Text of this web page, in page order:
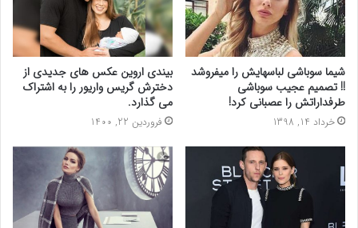
شیما سوباشی لباسهایش را میفروشد
!! تصمیم عجیب سوباشی
طرفداراتش را عصبانی کرد!
خرداد 14, 1398
بیندی اروین عکس های جدیدی از
دخترش گریس واریور را به اشتراک
می گذارد.
فروردین 22, 1400